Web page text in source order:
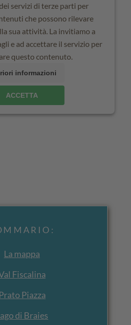
servizi di terze parti per
che possono rilevare
sua attività. La invitiamo a
e ad accettare il servizio per
questo contenuto.
informazioni
ACCETTA
La mappa
Fiscalina
Prato Piazza
di Braies